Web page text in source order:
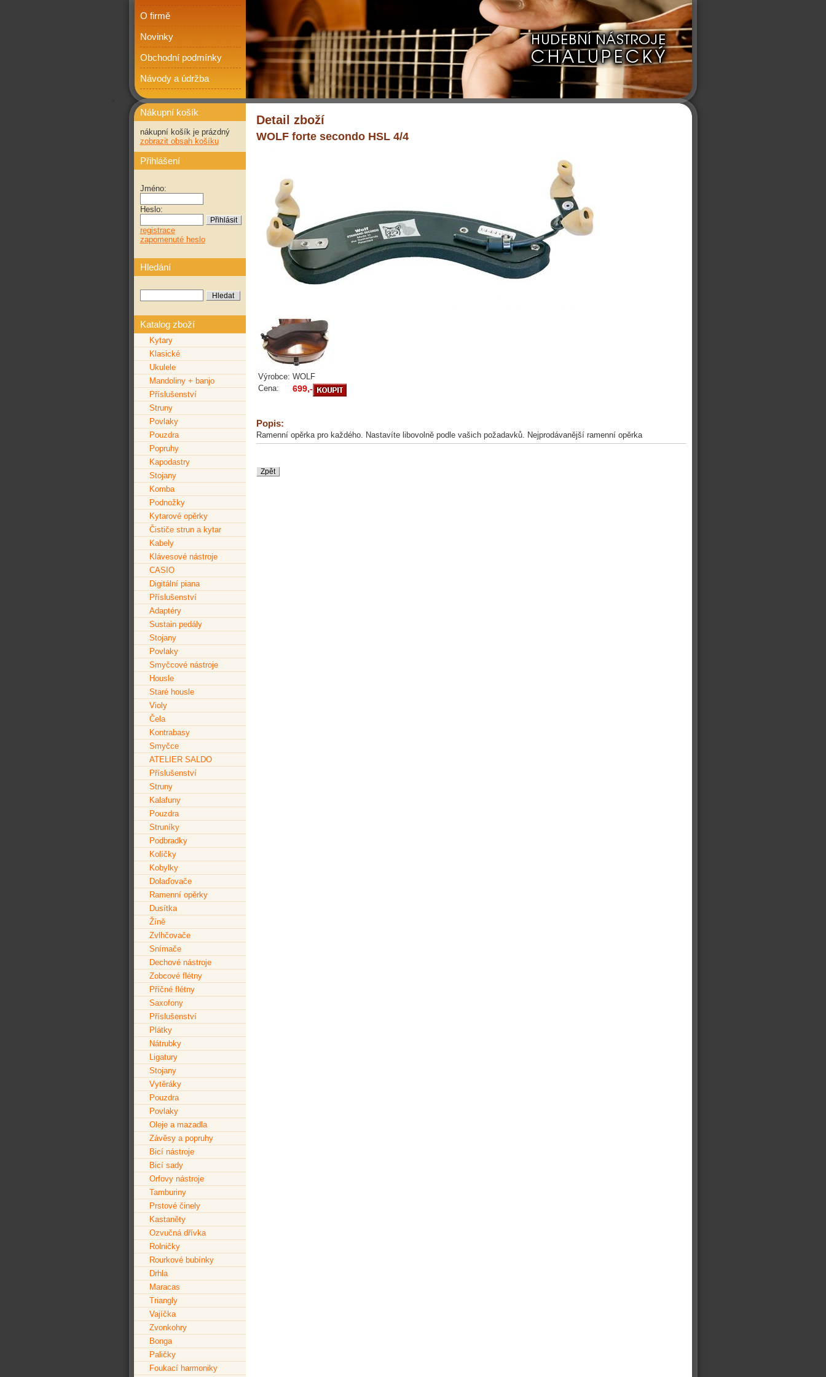
O firmě
Novinky
Obchodní podmínky
Návody a údržba
Nákupní košík
nákupní košík je prázdný
zobrazit obsah košíku
Přihlášení
Jméno:
Heslo:
registrace
zapomenuté heslo
Hledání
Katalog zboží
Kytary
Klasické
Ukulele
Mandoliny + banjo
Příslušenství
Struny
Povlaky
Pouzdra
Popruhy
Kapodastry
Stojany
Komba
Podnožky
Kytarové opěrky
Čističe strun a kytar
Kabely
Klávesové nástroje
CASIO
Digitální piana
Příslušenství
Adaptéry
Sustain pedály
Stojany
Povlaky
Smyčcové nástroje
Housle
Staré housle
Violy
Čela
Kontrabasy
Smyčce
ATELIER SALDO
Příslušenství
Struny
Kalafuny
Pouzdra
Struníky
Podbradky
Kolíčky
Kobylky
Dolaďovače
Ramenní opěrky
Dusítka
Žíně
Zvlhčovače
Snímače
Dechové nástroje
Zobcové flétny
Příčné flétny
Saxofony
Příslušenství
Plátky
Nátrubky
Ligatury
Stojany
Vytěráky
Pouzdra
Povlaky
Oleje a mazadla
Závěsy a popruhy
Bicí nástroje
Bicí sady
Orfovy nástroje
Tamburiny
Prstové činely
Kastaněty
Ozvučná dřívka
Rolničky
Rourkové bubínky
Drhla
Maracas
Triangly
Vajíčka
Zvonkohry
Bonga
Paličky
Foukací harmoniky
Detail zboží
WOLF forte secondo HSL 4/4
Výrobce: WOLF
Cena:
699,-
Popis:
Ramenní opěrka pro každého. Nastavíte libovolně podle vašich požadavků. Nejprodávanější ramenní opěrka